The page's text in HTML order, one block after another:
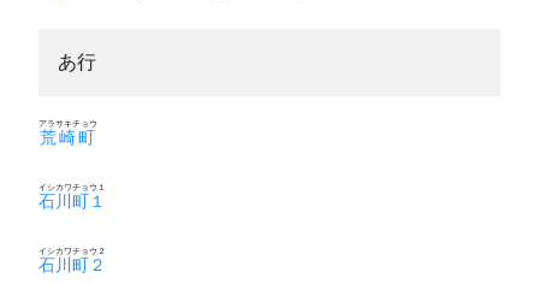
あ行
荒崎町
アラサキチョウ
石川町１
イシカワチョウ１
石川町２
イシカワチョウ２